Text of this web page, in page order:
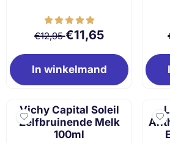
Van 12,95 voor 11,65
€12,95€11,65
In winkelmand
Vichy Capital Soleil
Zelfbruinende Melk
100ml